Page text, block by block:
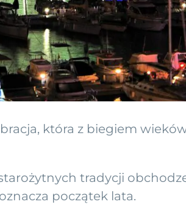
która z biegiem
tradycji
początek lata.